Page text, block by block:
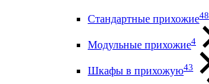
Стандартные прихожие48
Модульные прихожие4
Шкафы в прихожую43